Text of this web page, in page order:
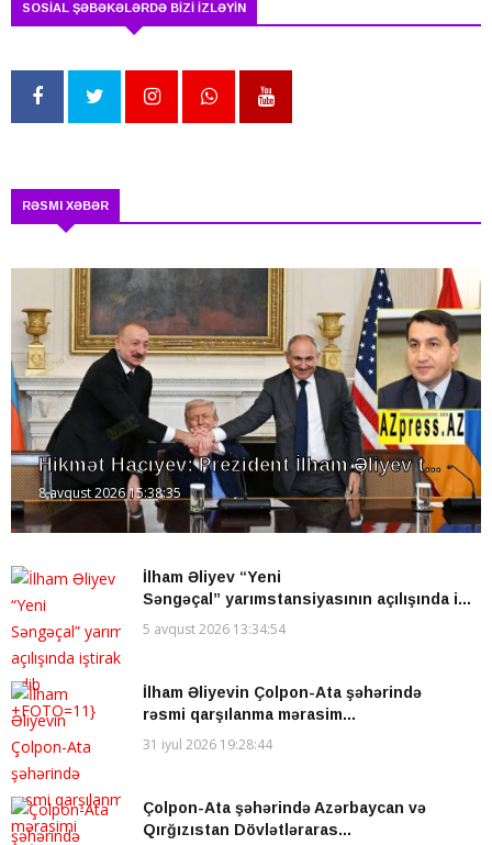
SOSİAL ŞƏBƏKƏLƏRDƏ BİZİ İZLƏYİN
RƏSMI XƏBƏR
Hikmət Hacıyev: Prezident İlham Əliyev t...
8 avqust 2026 15:38:35
İlham Əliyev “Yeni
Səngəçal” yarımstansiyasının açılışında i...
5 avqust 2026 13:34:54
İlham Əliyevin Çolpon-Ata şəhərində
rəsmi qarşılanma mərasim...
31 iyul 2026 19:28:44
Çolpon-Ata şəhərində Azərbaycan və
Qırğızıstan Dövlətləraras...